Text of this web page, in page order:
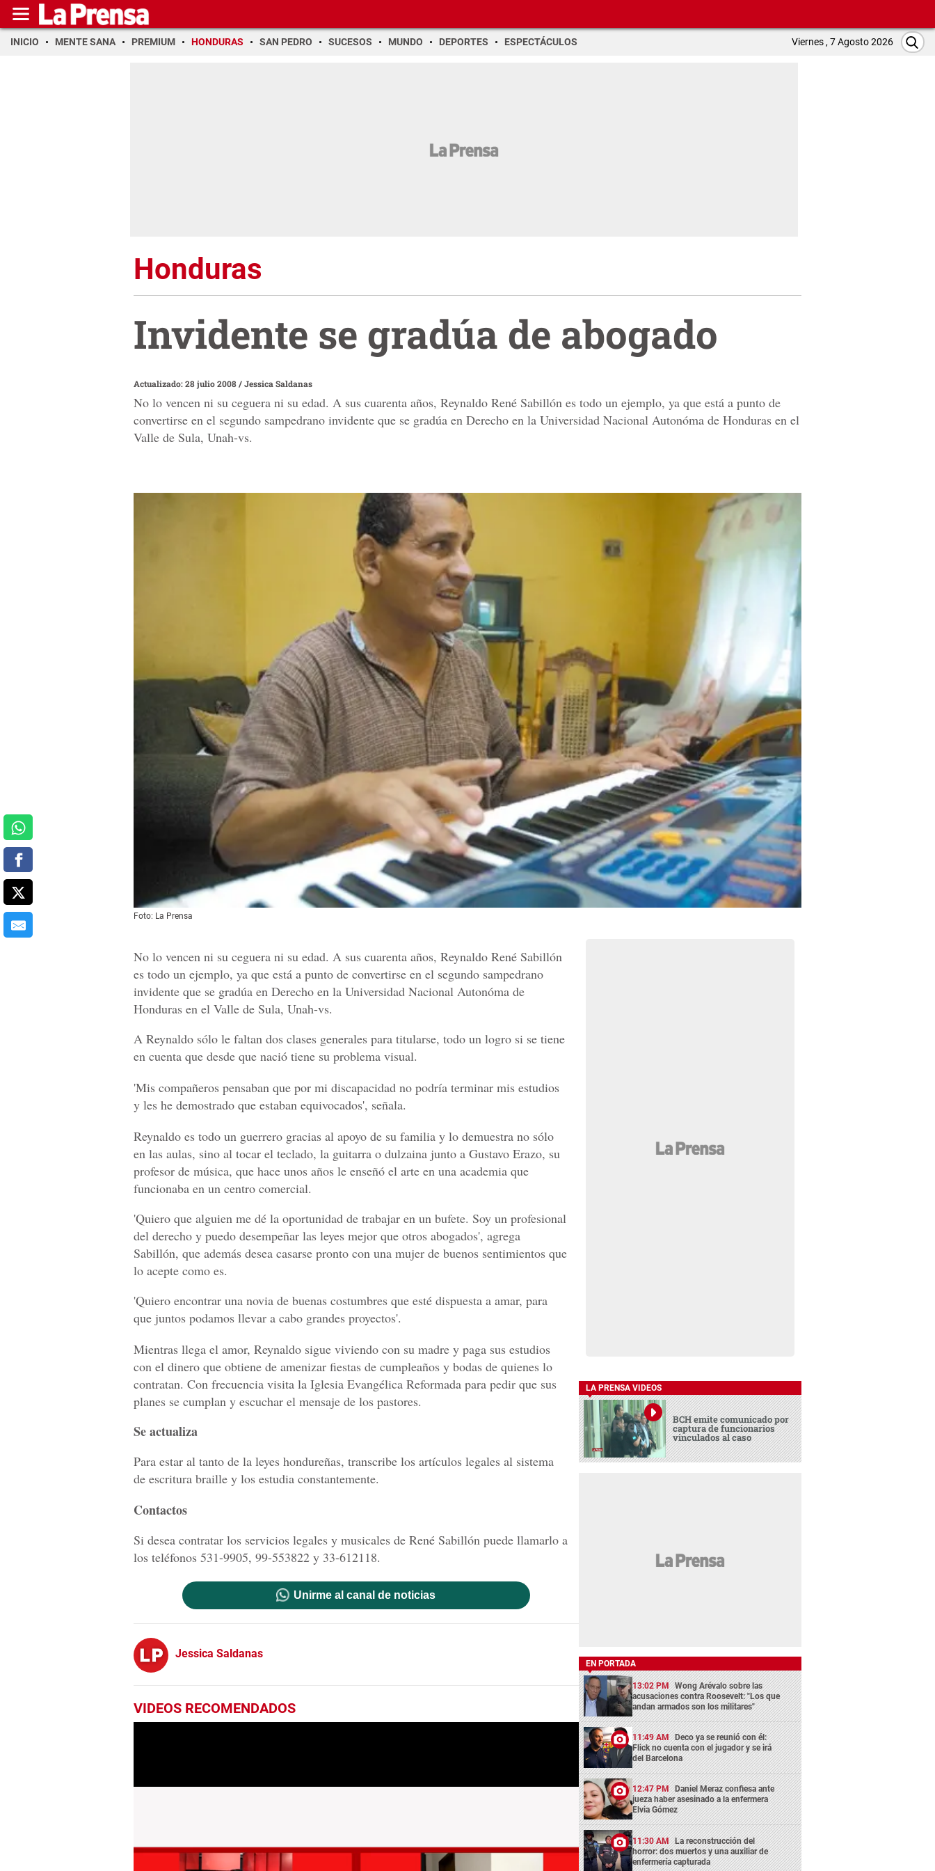
INICIO MENTE SANA PREMIUM HONDURAS SAN PEDRO SUCESOS MUNDO DEPORTES ESPECTÁCULOS Viernes , 7 Agosto 2026
Honduras
Invidente se gradúa de abogado
Actualizado: 28 julio 2008/Jessica Saldanas
No lo vencen ni su ceguera ni su edad. A sus cuarenta años, Reynaldo René Sabillón es todo un ejemplo, ya que está a punto de
convertirse en el segundo sampedrano invidente que se gradúa en Derecho en la Universidad Nacional Autonóma de Honduras en el
Valle de Sula, Unah-vs.
Foto: La Prensa
No lo vencen ni su ceguera ni su edad. A sus cuarenta años, Reynaldo René Sabillón
es todo un ejemplo, ya que está a punto de convertirse en el segundo sampedrano
invidente que se gradúa en Derecho en la Universidad Nacional Autonóma de
Honduras en el Valle de Sula, Unah-vs.
A Reynaldo sólo le faltan dos clases generales para titularse, todo un logro si se tiene
en cuenta que desde que nació tiene su problema visual.
'Mis compañeros pensaban que por mi discapacidad no podría terminar mis estudios
y les he demostrado que estaban equivocados', señala.
Reynaldo es todo un guerrero gracias al apoyo de su familia y lo demuestra no sólo
en las aulas, sino al tocar el teclado, la guitarra o dulzaina junto a Gustavo Erazo, su
profesor de música, que hace unos años le enseñó el arte en una academia que
funcionaba en un centro comercial.
'Quiero que alguien me dé la oportunidad de trabajar en un bufete. Soy un profesional
del derecho y puedo desempeñar las leyes mejor que otros abogados', agrega
Sabillón, que además desea casarse pronto con una mujer de buenos sentimientos que
lo acepte como es.
'Quiero encontrar una novia de buenas costumbres que esté dispuesta a amar, para
que juntos podamos llevar a cabo grandes proyectos'.
Mientras llega el amor, Reynaldo sigue viviendo con su madre y paga sus estudios
con el dinero que obtiene de amenizar fiestas de cumpleaños y bodas de quienes lo
contratan. Con frecuencia visita la Iglesia Evangélica Reformada para pedir que sus
planes se cumplan y escuchar el mensaje de los pastores.
Se actualiza
Para estar al tanto de la leyes hondureñas, transcribe los artículos legales al sistema
de escritura braille y los estudia constantemente.
Contactos
Si desea contratar los servicios legales y musicales de René Sabillón puede llamarlo a
los teléfonos 531-9905, 99-553822 y 33-612118.
Unirme al canal de noticias
Jessica Saldanas
VIDEOS RECOMENDADOS
LA PRENSA VIDEOS
BCH emite comunicado por
captura de funcionarios
vinculados al caso
EN PORTADA
13:02 PM Wong Arévalo sobre las
acusaciones contra Roosevelt: "Los que
andan armados son los militares"
11:49 AM Deco ya se reunió con él:
Flick no cuenta con el jugador y se irá
del Barcelona
12:47 PM Daniel Meraz confiesa ante
jueza haber asesinado a la enfermera
Elvia Gómez
11:30 AM La reconstrucción del
horror: dos muertos y una auxiliar de
enfermería capturada